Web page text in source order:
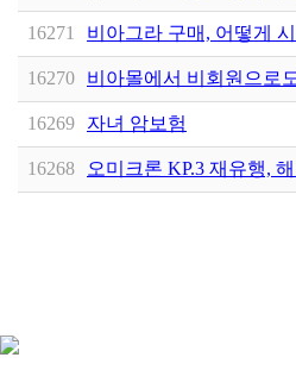
16271 비아그라 구매, 어떻게
16270 비아몰에서 비회원으로
16269 자녀 암보험
16268 오미크론 KP.3 재유행,